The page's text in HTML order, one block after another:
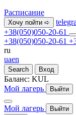
Расписание
Хочу пойти ➪
+38(050)050-20-61
+38(050)050-20-61
ru
uaen
Search Вход
Баланс: KUL
Мой лагерь
Выйти
Мой лагерь
Выйти